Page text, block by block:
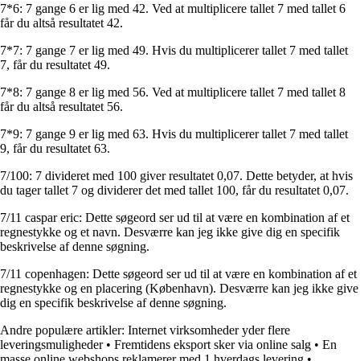
7*6: 7 gange 6 er lig med 42. Ved at multiplicere tallet 7 med tallet 6
får du altså resultatet 42.
7*7: 7 gange 7 er lig med 49. Hvis du multiplicerer tallet 7 med tallet
7, får du resultatet 49.
7*8: 7 gange 8 er lig med 56. Ved at multiplicere tallet 7 med tallet 8
får du altså resultatet 56.
7*9: 7 gange 9 er lig med 63. Hvis du multiplicerer tallet 7 med tallet
9, får du resultatet 63.
7/100: 7 divideret med 100 giver resultatet 0,07. Dette betyder, at hvis
du tager tallet 7 og dividerer det med tallet 100, får du resultatet 0,07.
7/11 caspar eric: Dette søgeord ser ud til at være en kombination af et
regnestykke og et navn. Desværre kan jeg ikke give dig en specifik
beskrivelse af denne søgning.
7/11 copenhagen: Dette søgeord ser ud til at være en kombination af et
regnestykke og en placering (København). Desværre kan jeg ikke give
dig en specifik beskrivelse af denne søgning.
Andre populære artikler: Internet virksomheder yder flere
leveringsmuligheder• Fremtidens eksport sker via online salg • En